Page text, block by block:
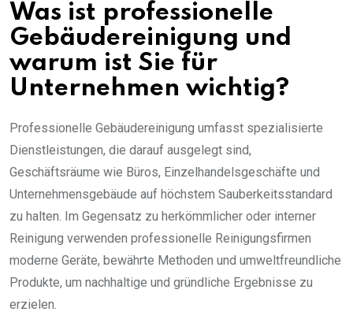
Was ist professionelle
Gebäudereinigung und
warum ist Sie für
Unternehmen wichtig?
Professionelle Gebäudereinigung umfasst spezialisierte
Dienstleistungen, die darauf ausgelegt sind,
Geschäftsräume wie Büros, Einzelhandelsgeschäfte und
Unternehmensgebäude auf höchstem Sauberkeitsstandard
zu halten. Im Gegensatz zu herkömmlicher oder interner
Reinigung verwenden professionelle Reinigungsfirmen
moderne Geräte, bewährte Methoden und umweltfreundliche
Produkte, um nachhaltige und gründliche Ergebnisse zu
erzielen.